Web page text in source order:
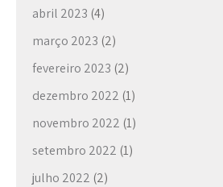
abril 2023 (4)
março 2023 (2)
fevereiro 2023 (2)
dezembro 2022 (1)
novembro 2022 (1)
setembro 2022 (1)
julho 2022 (2)